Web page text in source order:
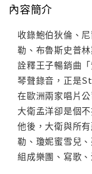
內容簡介
收錄鮑伯狄倫、
勒、布魯斯史普
詮釋王子暢銷曲
琴聲錄音，正是
在歐洲兩家唱片
大衛孟洋卻是個
他後，大衛與所
勒、瓊妮蜜雪兒
組成樂團、寫歌